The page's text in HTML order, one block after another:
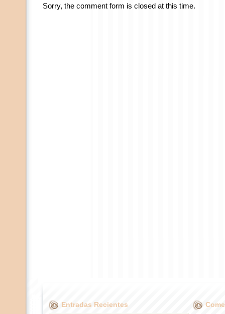
Sorry, the comment form is closed at this time.
Entradas Recientes